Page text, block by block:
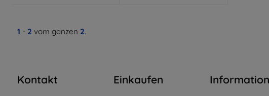
1 - 2 vom ganzen 2.
Kontakt Einkaufen Information